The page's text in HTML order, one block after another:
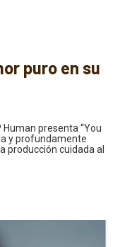
puro en su
Human presenta “You
y profundamente
producción cuidada al